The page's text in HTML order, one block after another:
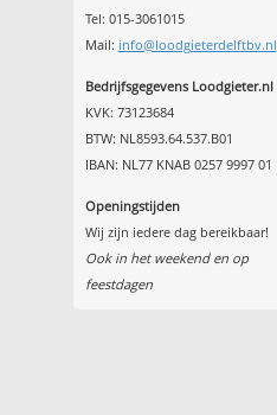
Tel: 015-3061015
Mail: info@loodgieterdelftbv.nl
Bedrijfsgegevens Loodgieter.nl
KVK: 73123684
BTW: NL8593.64.537.B01
IBAN: NL77 KNAB 0257 9997 01
Openingstijden
Wij zijn iedere dag bereikbaar!
Ook in het weekend en op
feestdagen